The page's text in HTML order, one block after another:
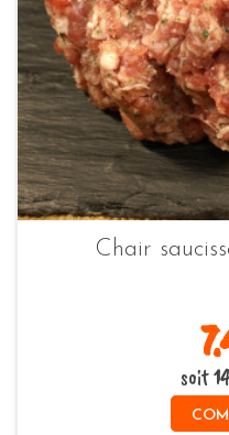
Chair
soit